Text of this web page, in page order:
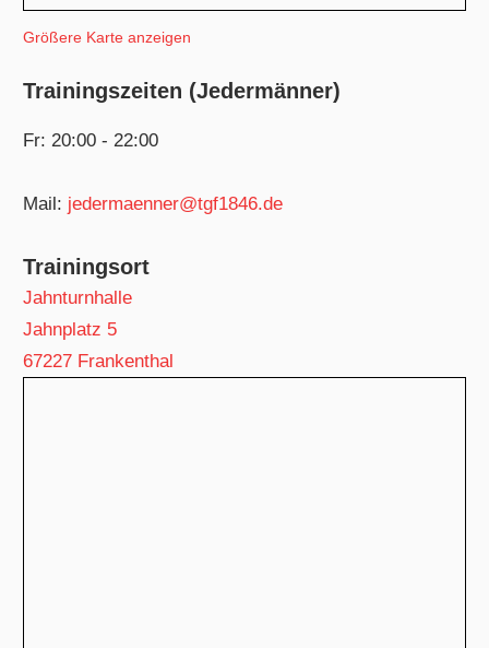
Größere Karte anzeigen
Trainingszeiten (Jedermänner)
Fr: 20:00 - 22:00
Mail: jedermaenner@tgf1846.de
Trainingsort
Jahnturnhalle
Jahnplatz 5
67227 Frankenthal